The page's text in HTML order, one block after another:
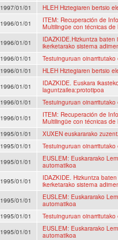
1997/01/01
HLEH Hiztegiaren bertsio
1996/01/01
ITEM: Recuperación de
Multilingüe con técnicas
1996/01/01
IDAZKIDE.Hizkuntza
ikerketarako sistema
1996/01/01
Testuinguruan
1996/01/01
HLEH Hiztegiaren bertsio
1996/01/01
IDAZKIDE. Euskara
laguntzailea:prototipoa
1996/01/01
Testuinguruan
1996/01/01
ITEM: Recuperación de
Multilingüe con técnicas
1995/01/01
XUXEN euskararako
1995/01/01
Testuinguruan
1995/01/01
EUSLEM: Euskararako
automatikoa
1995/01/01
IDAZKIDE. Hizkuntza
ikerketarako sistema
1995/01/01
EUSLEM: Euskararako
automatikoa
1995/01/01
Testuinguruan
1995/01/01
EUSLEM: Euskararako
automatikoa